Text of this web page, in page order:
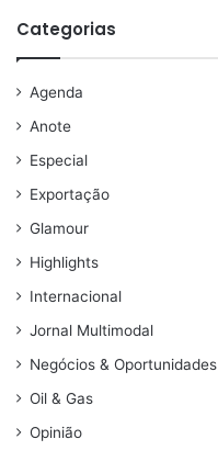
Categorias
Agenda
Anote
Especial
Exportação
Glamour
Highlights
Internacional
Jornal Multimodal
Negócios & Oportunidades
Oil & Gas
Opinião